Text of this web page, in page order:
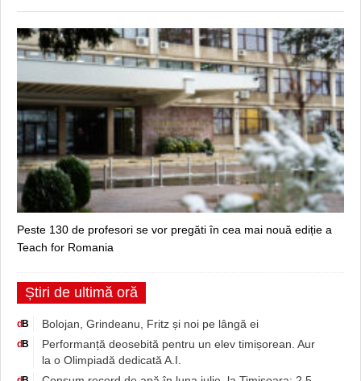
Peste 130 de profesori se vor pregăti în cea mai nouă ediție a
Teach for Romania
Știri de ultimă oră
d B Bolojan, Grindeanu, Fritz și noi pe lângă ei
d B
Performanță deosebită pentru un elev timișorean. Aur
la o Olimpiadă dedicată A.I.